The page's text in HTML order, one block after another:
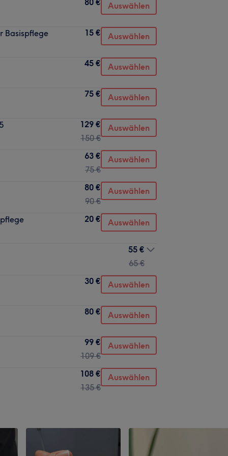
Auswählen
Basispflege 15 € Auswählen
45 € Auswählen
75 € Auswählen
129 €
150 €
Auswählen
63 €
75 €
Auswählen
80 €
90 €
Auswählen
20 € Auswählen
55 €
65 €
30 €
Auswählen
80 € Auswählen
99 €
109 €
Auswählen
108 €
135 €
Auswählen